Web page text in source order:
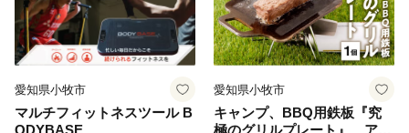
愛知県小牧市
マルチフィットネスツール B
ODYBASE
愛知県小牧市
キャンプ、BBQ用鉄板『究
極のグリルプレート』 アウ